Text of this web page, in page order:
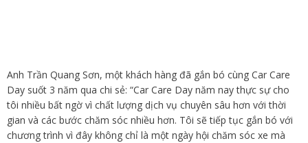
Anh Trần Quang Sơn, một khách hàng đã gắn bó cùng Car Care
Day suốt 3 năm qua chi sẻ: “Car Care Day năm nay thực sự cho
tôi nhiều bất ngờ vì chất lượng dịch vụ chuyên sâu hơn với thời
gian và các bước chăm sóc nhiều hơn. Tôi sẽ tiếp tục gắn bó với
chương trình vì đây không chỉ là một ngày hội chăm sóc xe mà